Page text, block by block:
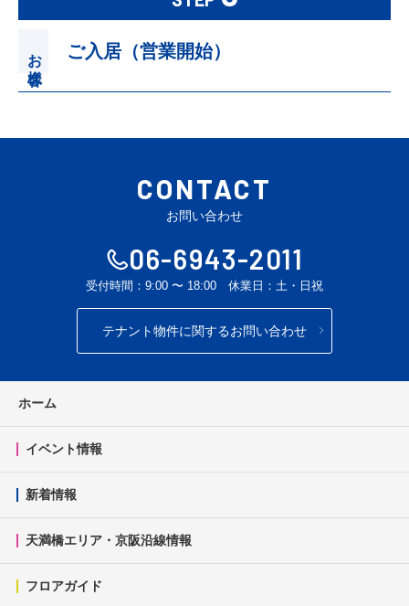
お客様 ご入居（営業開始）
CONTACT
お問い合わせ
06-6943-2011
受付時間：9:00 〜 18:00 休業日：土・日祝
テナント物件に関するお問い合わせ
ホーム
イベント情報
新着情報
天満橋エリア・京阪沿線情報
フロアガイド